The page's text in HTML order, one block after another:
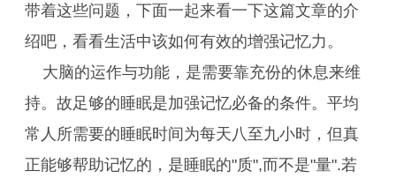
带着这些问题，下面一起来看一下这篇文章的介
绍吧，看看生活中该如何有效的增强记忆力。
大脑的运作与功能，是需要靠充份的休息来维
持。故足够的睡眠是加强记忆必备的条件。平均
常人所需要的睡眠时间为每天八至九小时，但真
正能够帮助记忆的，是睡眠的"质",而不是"量".若